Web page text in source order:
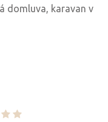
domluva, karavan v